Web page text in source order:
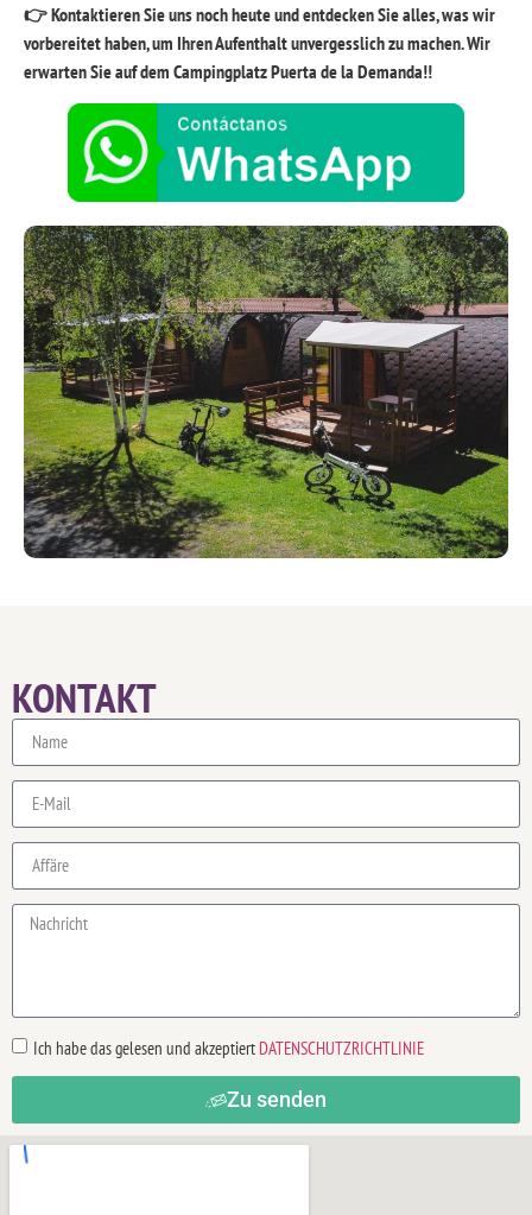
👉 Kontaktieren Sie uns noch heute und entdecken Sie alles, was wir
vorbereitet haben, um Ihren Aufenthalt unvergesslich zu machen. Wir
erwarten Sie auf dem Campingplatz Puerta de la Demanda!!
KONTAKT
Ich habe das gelesen und akzeptiert DATENSCHUTZRICHTLINIE
Zu senden